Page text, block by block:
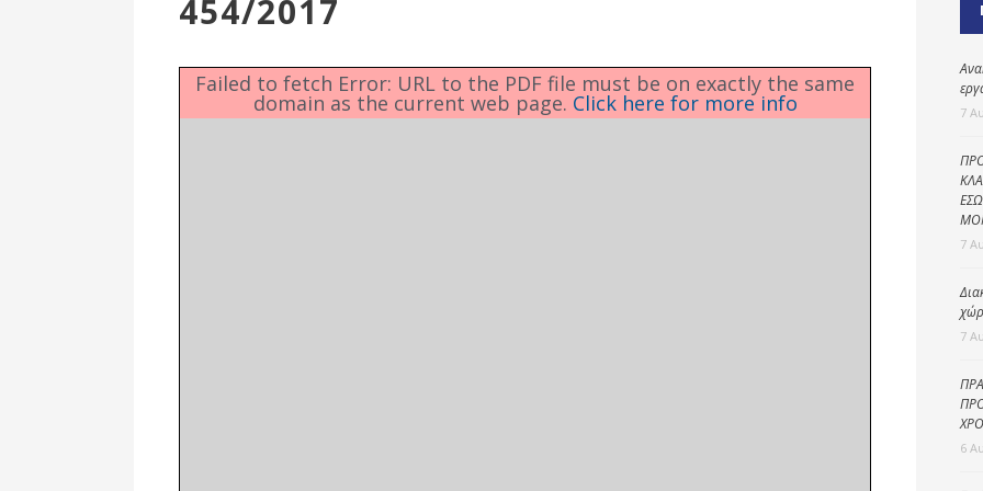
Επιτροπή
Ενότητες
Δημοτική
αστυνομία
454/2017
Failed to fetch Error: URL to the PDF file must be on exactly the same
domain as the current web page. Click here for more info 7
7
7
6